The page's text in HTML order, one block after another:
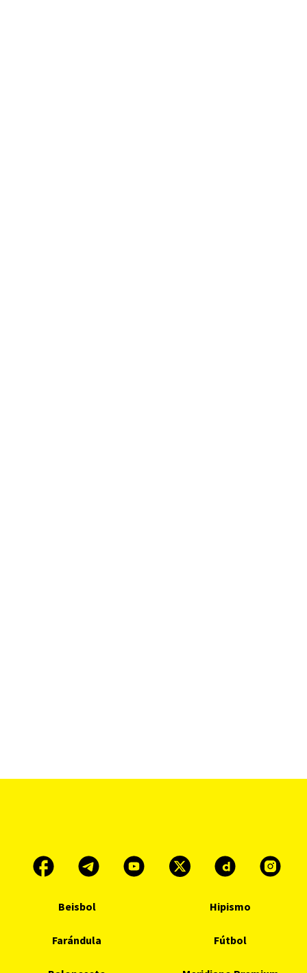
Beisbol Hipismo
Farándula Fútbol